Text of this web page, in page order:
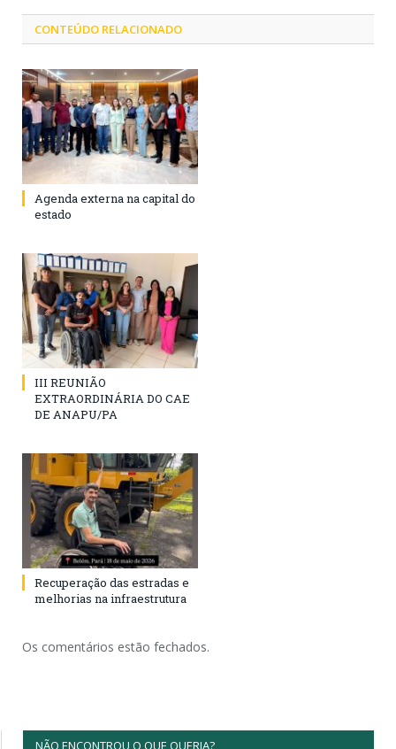
CONTEÚDO RELACIONADO
Agenda externa na capital do
estado
III REUNIÃO
EXTRAORDINÁRIA DO CAE
DE ANAPU/PA
Recuperação das estradas e
melhorias na infraestrutura
Os comentários estão fechados.
NÃO ENCONTROU O QUE QUERIA?